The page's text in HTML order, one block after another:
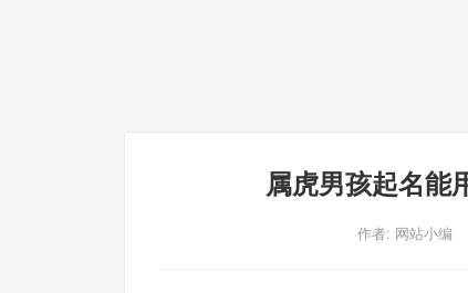
属虎男孩起名能
作者: 网站小编